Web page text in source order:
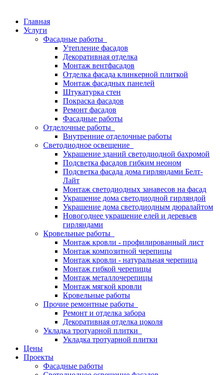
Главная
Услуги
Фасадные работы
Утепление фасадов
Декоративная отделка
Монтаж вентфасадов
Отделка фасада клинкерной плиткой
Монтаж фасадных панелей
Штукатурка стен
Покраска фасадов
Ремонт фасадов
Фасадные работы
Отделочные работы
Внутренние отделочные работы
Светодиодное освещение
Украшение зданий светодиодной бахромой
Подсветка фасадов гибким неоном
Подсветка фасада дома гирляндами Белт-
Лайт
Монтаж светодиодных занавесов на фасад
Украшение дома светодиодной гирляндой
Украшение дома светодиодным дюралайтом
Новогоднее украшение елей и деревьев
гирляндами
Кровельные работы
Монтаж кровли - профилированный лист
Монтаж композитной черепицы
Монтаж кровли - натуральная черепица
Монтаж гибкой черепицы
Монтаж металлочерепицы
Монтаж мягкой кровли
Кровельные работы
Прочие ремонтные работы
Ремонт и отделка забора
Декоративная отделка цоколя
Укладка тротуарной плитки
Укладка тротуарной плитки
Цены
Проекты
Фасадные работы